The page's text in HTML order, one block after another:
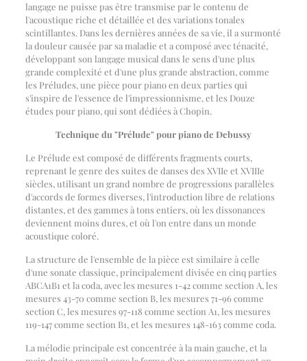
langage ne puisse pas être transmise par le contenu de
l'acoustique riche et détaillée et des variations tonales
scintillantes. Dans les dernières années de sa vie, il a surmonté
la douleur causée par sa maladie et a composé avec ténacité,
développant son langage musical dans le sens d'une plus
grande complexité et d'une plus grande abstraction, comme
les Préludes, une pièce pour piano en deux parties qui
s'inspire de l'essence de l'impressionnisme, et les Douze
études pour piano, qui sont dédiées à Chopin.
Technique du "Prélude" pour piano de Debussy
Le Prélude est composé de différents fragments courts,
reprenant le genre des suites de danses des XVIIe et XVIIIe
siècles, utilisant un grand nombre de progressions parallèles
d'accords de formes diverses, l'introduction libre de relations
distantes, et des gammes à tons entiers, où les dissonances
deviennent moins dures, et où l'on entre dans un monde
acoustique coloré.
La structure de l'ensemble de la pièce est similaire à celle
d'une sonate classique, principalement divisée en cinq parties
ABCA1B1 et la coda, avec les mesures 1-42 comme section A, les
mesures 43-70 comme section B, les mesures 71-96 comme
section C, les mesures 97-118 comme section A1, les mesures
119-147 comme section B1, et les mesures 148-163 comme coda.
La mélodie principale est concentrée à la main gauche, et la